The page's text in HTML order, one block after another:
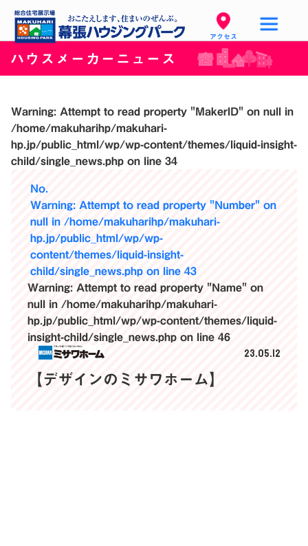
アクセス
ハウスメーカーニュース
Warning: Attempt to read property "MakerID" on null in
/home/makuharihp/makuhari-
hp.jp/public_html/wp/wp-content/themes/liquid-insight-
child/single_news.php on line 34
No.
Warning: Attempt to read property "Number" on
null in /home/makuharihp/makuhari-
hp.jp/public_html/wp/wp-
content/themes/liquid-insight-
child/single_news.php on line 43
Warning: Attempt to read property "Name" on
null in /home/makuharihp/makuhari-
hp.jp/public_html/wp/wp-content/themes/liquid-
insight-child/single_news.php on line 46
23.05.12
【デザインのミサワホーム】